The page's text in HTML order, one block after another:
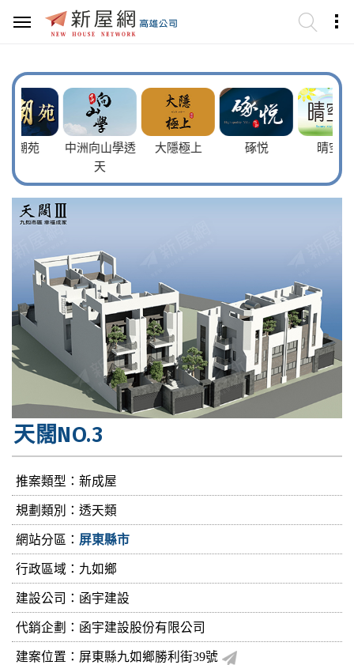
中洲向山學透
大隱極上 晴空墅
天闊NO.3
推案類型：新成屋
規劃類別：透天類
網站分區： 屏東縣市
行政區域：九如鄉
建設公司： 函宇建設
代銷企劃：函宇建設股份有限公司
建案位置：屏東縣九如鄉勝利街39號